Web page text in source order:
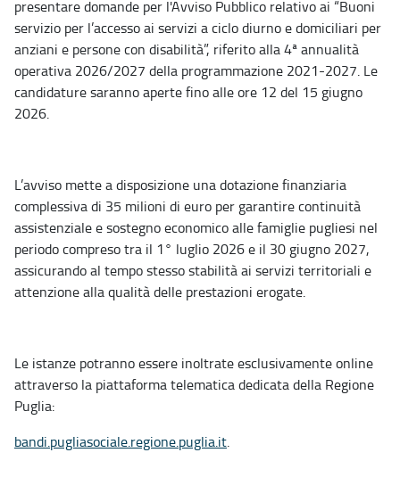
presentare domande per l'Avviso Pubblico relativo ai “Buoni
servizio per l’accesso ai servizi a ciclo diurno e domiciliari per
anziani e persone con disabilità”, riferito alla 4ª annualità
operativa 2026/2027 della programmazione 2021-2027. Le
candidature saranno aperte fino alle ore 12 del 15 giugno
2026.
L’avviso mette a disposizione una dotazione finanziaria
complessiva di 35 milioni di euro per garantire continuità
assistenziale e sostegno economico alle famiglie pugliesi nel
periodo compreso tra il 1° luglio 2026 e il 30 giugno 2027,
assicurando al tempo stesso stabilità ai servizi territoriali e
attenzione alla qualità delle prestazioni erogate.
Le istanze potranno essere inoltrate esclusivamente online
attraverso la piattaforma telematica dedicata della Regione
Puglia:
bandi.pugliasociale.regione.puglia.it.